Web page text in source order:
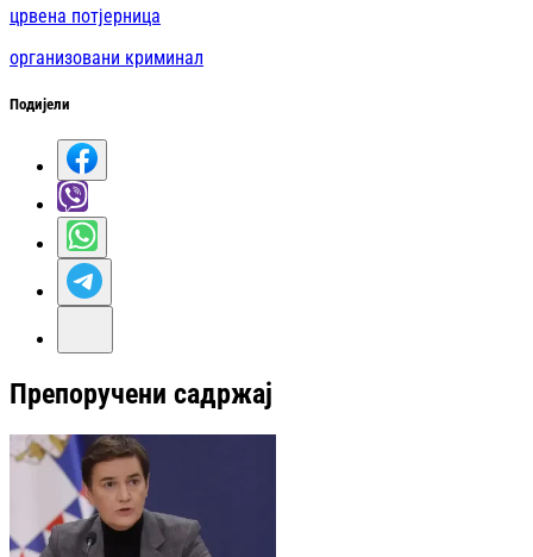
црвена потјерница
организовани криминал
Подијели
Препоручени садржај